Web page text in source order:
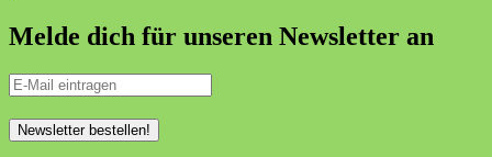
Melde dich für unseren Newsletter an